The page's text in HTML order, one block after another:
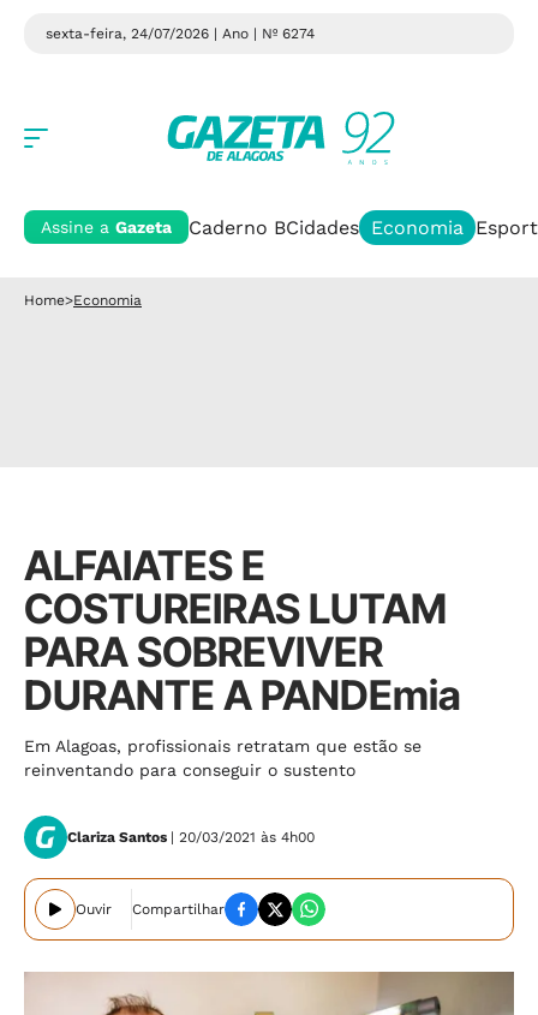
sexta-feira, 24/07/2026 | Ano | Nº 6274
Assine a Gazeta Caderno BCidades Economia
Home>Economia
ALFAIATES E
COSTUREIRAS LUTAM
PARA SOBREVIVER
DURANTE A PANDEmia
Em Alagoas, profissionais retratam que estão se
reinventando para conseguir o sustento
Clariza Santos | 20/03/2021 às 4h00
Ouvir Compartilhar